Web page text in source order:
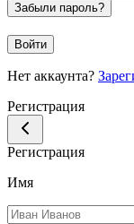
Забыли пароль?
Войти
Нет аккаунта?
Регистрация
Регистрация
Имя